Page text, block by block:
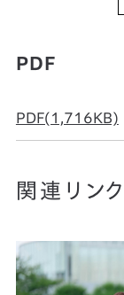
PDF
PDF(1,716KB)
関連リンク